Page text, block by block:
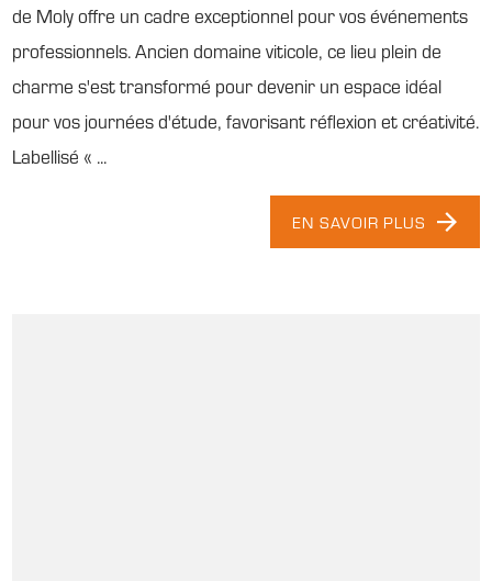
de Moly offre un cadre exceptionnel pour vos événements
professionnels. Ancien domaine viticole, ce lieu plein de
charme s'est transformé pour devenir un espace idéal
pour vos journées d'étude, favorisant réflexion et créativité.
Labellisé « ...
EN SAVOIR PLUS